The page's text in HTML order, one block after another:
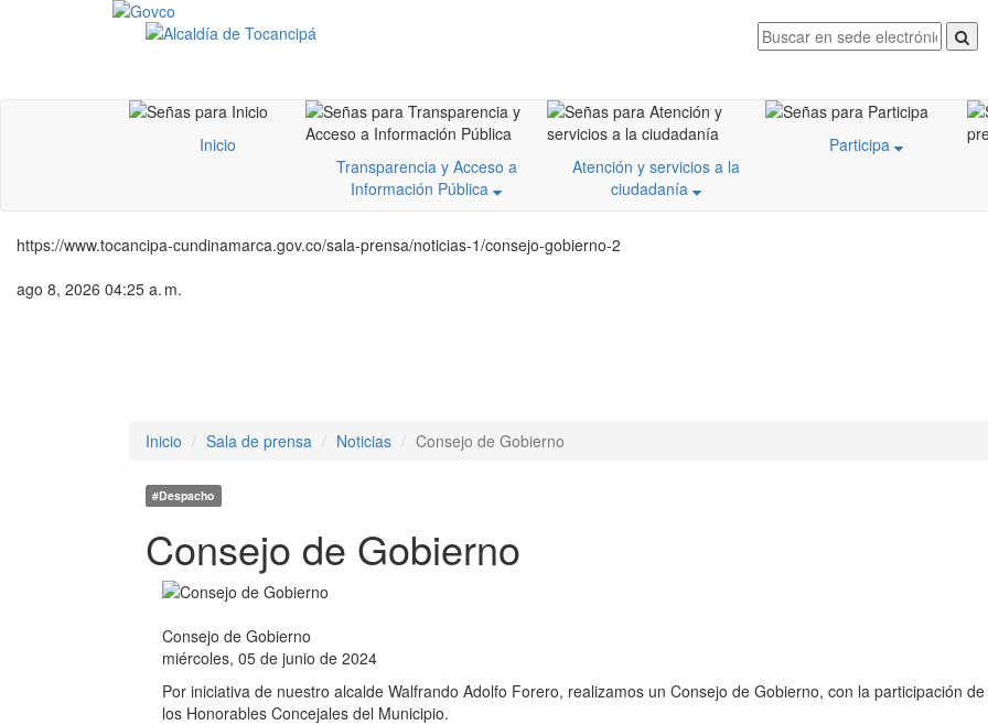
Inicio
Transparencia y Acceso a
Información Pública
Atención y servicios a la
ciudadanía
Participa
https://www.tocancipa-cundinamarca.gov.co/sala-prensa/noticias-1/consejo-gobierno-2
ago 8, 2026 04:25 a. m.
Inicio
Sala de prensa Noticias Consejo de Gobierno
#Despacho
Consejo de Gobierno
Consejo de Gobierno
miércoles, 05 de junio de 2024
Por iniciativa de nuestro alcalde Walfrando Adolfo Forero, realizamos un Consejo de Gobierno, con la participación de
los Honorables Concejales del Municipio.